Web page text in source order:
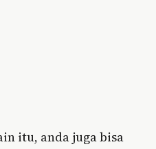
itu, anda juga bisa